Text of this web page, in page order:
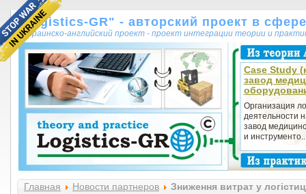
"Logistics-GR" - авторский проект в
украинско-английский проект - проект интеграции теории и
Case Study
завод
Организация
деятельности
завод
и
Главная Новости партнеров Зниження витрат у